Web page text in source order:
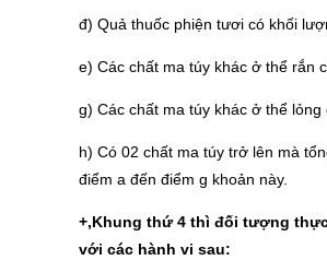
đ) Quả thuốc phiện tươi có khối
e) Các chất ma túy khác ở thể rắn
g) Các chất ma túy khác ở thể
h) Có 02 chất ma túy trở lên mà
điểm a đến điểm g khoản này.
+,Khung thứ 4 thì đối tượng
với các hành vi sau: